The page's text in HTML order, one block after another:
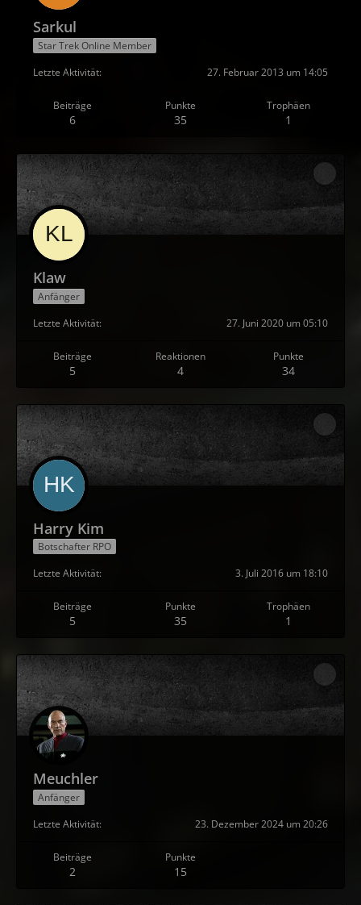
Sarkul
Star Trek Online Member
Letzte Aktivität
27. Februar 2013 um 14:05
Beiträge
6
Punkte
35
Trophäen
1
Klaw
Anfänger
Letzte Aktivität
27. Juni 2020 um 05:10
Beiträge
5
Reaktionen
4
Punkte
34
Harry Kim
Botschafter RPO
Letzte Aktivität
3. Juli 2016 um 18:10
Beiträge
5
Punkte
35
Trophäen
1
Meuchler
Anfänger
Letzte Aktivität
23. Dezember 2024 um 20:26
Beiträge
2
Punkte
15